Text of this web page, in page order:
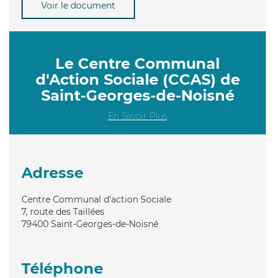
Voir le document
Le Centre Communal
d'Action Sociale (CCAS) de
Saint-Georges-de-Noisné
En Savoir Plus
Adresse
Centre Communal d'action Sociale
7, route des Taillées
79400 Saint-Georges-de-Noisné
Téléphone